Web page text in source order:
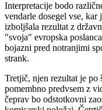
Interpretacije bodo
vendarle dosegel vse,
izboljšala rezultat z
"svoja" evropska
bojazni pred notranjimi
strank.
Tretjič, njen rezultat je po
pomembno predvsem z
čeprav bo odstotkovni